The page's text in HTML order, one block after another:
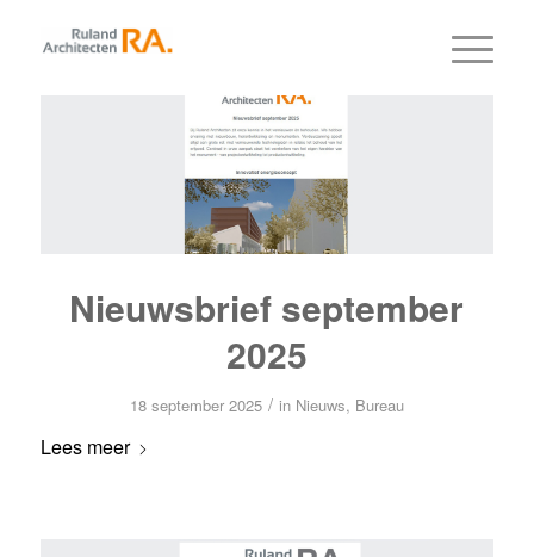
Nieuwsbrief september
2025
18 september 2025 / in Nieuws, Bureau
Lees meer